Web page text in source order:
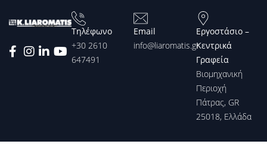
Συγκολλητοί δοκοί
Εξειδικευόμαστε στην
κατασκευή συγκολλητών
μεταλλικών δοκών για
διάφορες εφαρμογές,
χρησιμοποιώντας τη
μέθοδο του βυθιζόμενου
τόξου SAW (Submerged Arc
Τηλέφωνο
+30 2610
647491
Email
info@liaromatis.gr
Εργοστάσιο –
Κεντρικά
Γραφεία
Βιομηχανική
Περιοχή
Πάτρας, GR
25018, Ελλάδα